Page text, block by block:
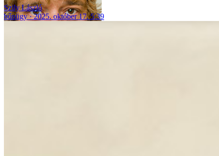
Szily László
bűnügy
2025. október 17. 5:39